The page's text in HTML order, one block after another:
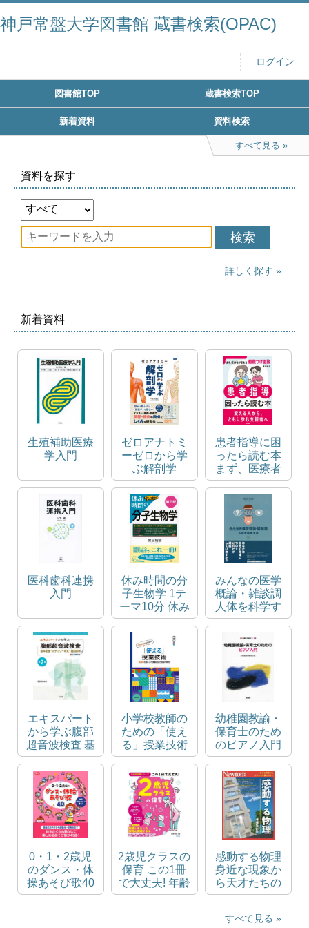
神戸常盤大学図書館 蔵書検索(OPAC)
ログイン
図書館TOP 蔵書検索TOP
新着資料 資料検索
すべて見る
資料を探す
検索
詳しく探す
新着資料
生殖補助医療
学入門
ゼロアナトミ
ーゼロから学
ぶ解剖学
患者指導に困
ったら読む本
まず、医療者
が変わる動機
づけ面接
医科歯科連携
入門
休み時間の分
子生物学 1テ
ーマ10分 休み
時間シリーズ
みんなの医学
概論・雑談調
人体を科学す
る
エキスパート
から学ぶ腹部
超音波検査 基
本走査・カテ
ゴリー判定・
鑑別診断
小学校教師の
ための「使え
る」授業技術
国語科を核に
した授業設計
と指導の実践
幼稚園教諭・
保育士のため
のピアノ入門
現場で役立つ
0・1・2歳児
のダンス・体
操あそび歌40
Gakken保育
2歳児クラスの
保育 この1冊
で大丈夫! 年齢
別保育シリー
感動する物理
身近な現象か
ら天才たちの
頭の中まで ニ
Newtonムック
すべて見る